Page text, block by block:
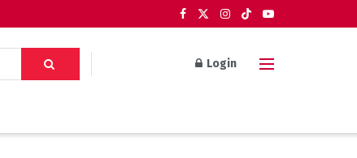
Login